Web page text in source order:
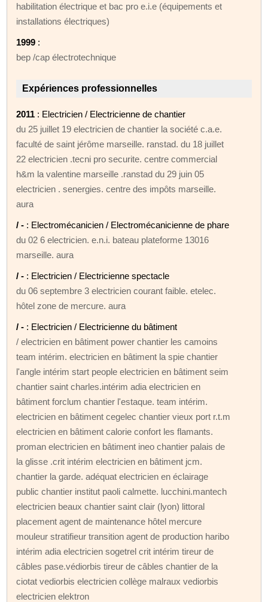
habilitation électrique et bac pro e.i.e (équipements et
installations électriques)
1999 :
bep /cap électrotechnique
Expériences professionnelles
2011 : Electricien / Electricienne de chantier
du 25 juillet 19 electricien de chantier la société c.a.e.
faculté de saint jérôme marseille. ranstad. du 18 juillet
22 electricien .tecni pro securite. centre commercial
h&m la valentine marseille .ranstad du 29 juin 05
electricien . senergies. centre des impôts marseille.
aura
/ - : Electromécanicien / Electromécanicienne de phare
du 02 6 electricien. e.n.i. bateau plateforme 13016
marseille. aura
/ - : Electricien / Electricienne spectacle
du 06 septembre 3 electricien courant faible. etelec.
hôtel zone de mercure. aura
/ - : Electricien / Electricienne du bâtiment
/ electricien en bâtiment power chantier les camoins
team intérim. electricien en bâtiment la spie chantier
l'angle intérim start people electricien en bâtiment seim
chantier saint charles.intérim adia electricien en
bâtiment forclum chantier l'estaque. team intérim.
electricien en bâtiment cegelec chantier vieux port r.t.m
electricien en bâtiment calorie confort les flamants.
proman electricien en bâtiment ineo chantier palais de
la glisse .crit intérim electricien en bâtiment jcm.
chantier la garde. adéquat electricien en éclairage
public chantier institut paoli calmette. lucchini.mantech
electricien beaux chantier saint clair (lyon) littoral
placement agent de maintenance hôtel mercure
mouleur stratifieur transition agent de production haribo
intérim adia electricien sogetrel crit intérim tireur de
câbles pase.védiorbis tireur de câbles chantier de la
ciotat vediorbis electricien collège malraux vediorbis
electricien elektron